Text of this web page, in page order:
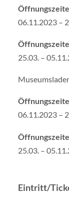
06.11.2023 –
25.03. –
06.11.2023 –
25.03. –
Eintritt/